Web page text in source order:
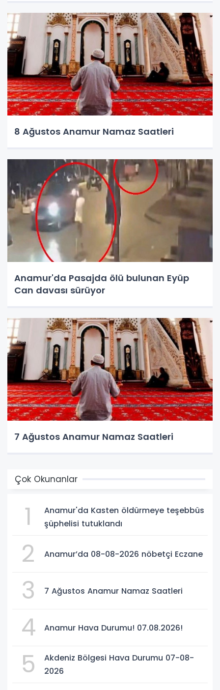
8 Ağustos Anamur Namaz Saatleri
Anamur'da Pasajda ölü bulunan Eyüp
Can davası sürüyor
7 Ağustos Anamur Namaz Saatleri
Çok Okunanlar
1
Anamur'da Kasten öldürmeye teşebbüs
şüphelisi tutuklandı
2 Anamur’da 08-08-2026 nöbetçi Eczane
3 7 Ağustos Anamur Namaz Saatleri
4 Anamur Hava Durumu! 07.08.2026!
5
Akdeniz Bölgesi Hava Durumu 07-08-
2026